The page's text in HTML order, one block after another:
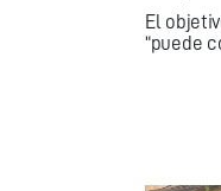
El
“puede